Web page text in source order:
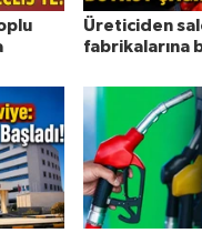
Üreticiden
fabrikalarına